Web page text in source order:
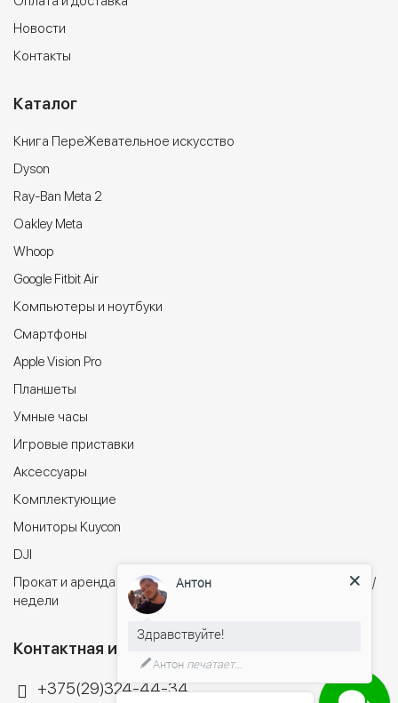
Новости
Контакты
Каталог
Книга ПереЖевательное искусство
Dyson
Ray-Ban Meta 2
Oakley Meta
Whoop
Google Fitbit Air
Компьютеры и ноутбуки
Cмартфоны
Apple Vision Pro
Планшеты
Умные часы
Игровые приставки
Аксессуары
Комплектующие
Мониторы Kuycon
DJI
Прокат и аренда электросамокатов в Минске на сутки/дни/
недели
Контактная информация
+375(29)324-44-34
Антон
Здравствуйте!
Антон печатает...